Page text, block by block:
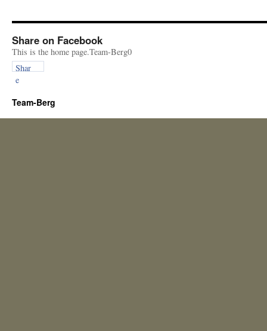
Share on Facebook
This is the home page.Team-Berg0
Shar
e
Team-Berg